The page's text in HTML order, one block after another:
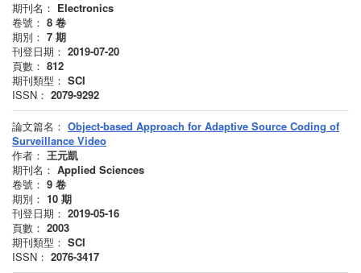
期刊名： Electronics
卷號： 8 卷
期別： 7 期
刊登日期： 2019-07-20
頁數： 812
期刊類型： SCI
ISSN： 2079-9292
論文篇名： Object-based Approach for Adaptive Source Coding of
Surveillance Video
作者： 王元凱
期刊名： Applied Sciences
卷號： 9 卷
期別： 10 期
刊登日期： 2019-05-16
頁數： 2003
期刊類型： SCI
ISSN： 2076-3417